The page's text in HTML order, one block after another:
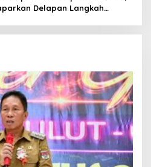
Delapan Langkah